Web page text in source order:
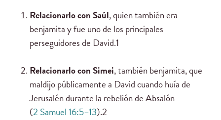
Relacionarlo con Saúl, quien también era
benjamita y fue uno de los principales
perseguidores de David.1
Relacionarlo con Simei, también benjamita, que
maldijo públicamente a David cuando huía de
Jerusalén durante la rebelión de Absalón
(2 Samuel 16:5–13).2